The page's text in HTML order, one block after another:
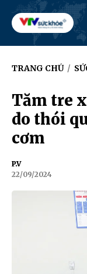
TRANG CHỦ /
Tăm tre
do thói
cơm
P.V
22/09/2024